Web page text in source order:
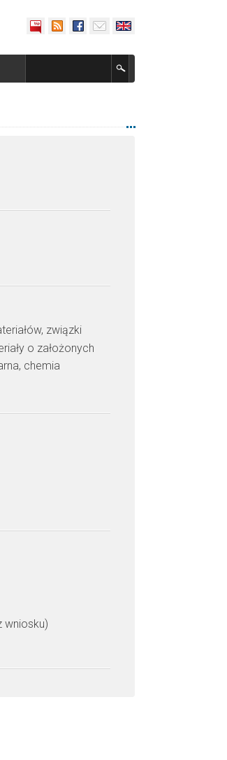
związki
o założonych
chemia
wniosku)